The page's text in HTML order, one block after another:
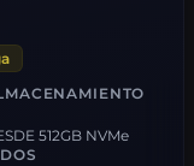
512GB NVMe